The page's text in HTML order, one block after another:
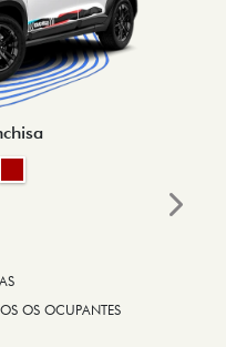
OS OCUPANTES
Next